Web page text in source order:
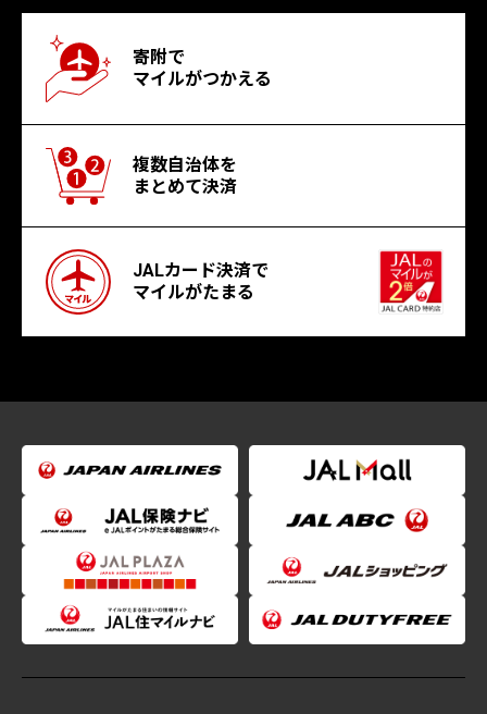
寄附で
マイルがつかえる
複数自治体を
まとめて決済
JALカード決済で
マイルがたまる